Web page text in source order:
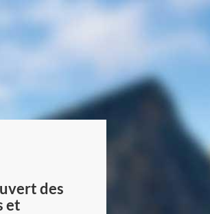
des
et